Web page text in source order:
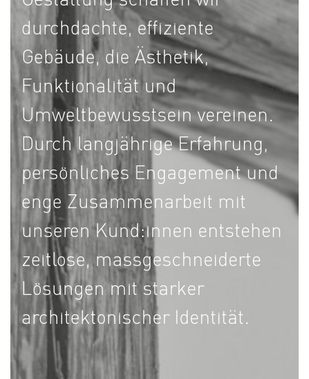
durchdachte, effiziente
Gebäude, die Ästhetik,
Funktionalität und
Umweltbewusstsein vereinen.
Durch langjährige Erfahrung,
persönliches Engagement und
enge Zusammenarbeit mit
unseren Kund:innen entstehen
zeitlose, massgeschneiderte
Lösungen mit starker
architektonischer Identität.